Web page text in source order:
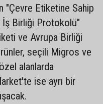
"Çevre Etiketine Sahip
İş Birliği Protokolü"
ve Avrupa Birliği
seçili Migros ve
alanlarda
ise ayrı bir